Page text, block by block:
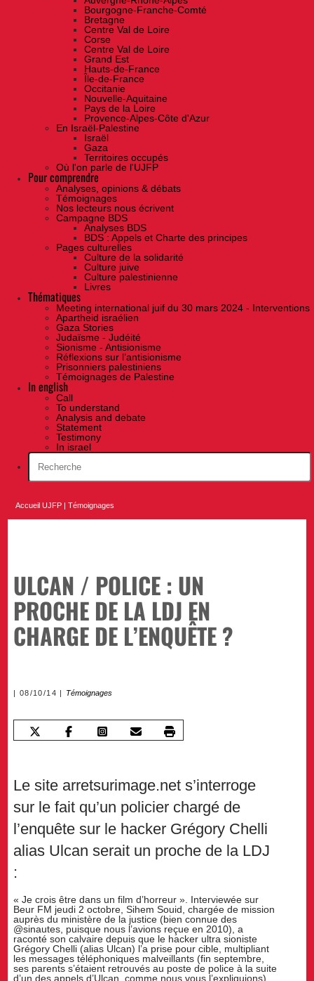
Bourgogne-Franche-Comté
Bretagne
Centre Val de Loire
Corse
Centre Val de Loire
Grand Est
Hauts-de-France
Île-de-France
Occitanie
Nouvelle-Aquitaine
Pays de la Loire
Provence-Alpes-Côte d'Azur
En Israël-Palestine
Israël
Gaza
Territoires occupés
Où l'on parle de l'UJFP
Pour comprendre
Analyses, opinions & débats
Témoignages
Nos lecteurs nous écrivent
Campagne BDS
Analyses BDS
BDS : Appels et Charte des principes
Pages culturelles
Culture de la solidarité
Culture juive
Culture palestinienne
Livres
Thématiques
Meeting international juif du 30 mars 2024 - Interventions
Apartheid israélien
Gaza Stories
Judaïsme - Judéité
Sionisme - Antisionisme
Réflexions sur l’antisionisme
Prisonniers palestiniens
Témoignages de Palestine
In english
Call
To understand
Analysis and debate
Statement
Testimony
In israel
Accueil UJFP |Témoignages
ULCAN / POLICE : UN
PROCHE DE LA LDJ EN
CHARGE DE L’ENQUÊTE ?
08/10/14 Témoignages
Le site arretsurimage.net s’interroge
sur le fait qu’un policier chargé de
l’enquête sur le hacker Grégory Chelli
alias Ulcan serait un proche de la LDJ
:
« Je crois être dans un film d’horreur ». Interviewée sur
Beur FM jeudi 2 octobre, Sihem Souid, chargée de mission
auprès du ministère de la justice (bien connue des
@sinautes, puisque nous l’avions reçue en 2010), a
raconté son calvaire depuis que le hacker ultra sioniste
Grégory Chelli (alias Ulcan) l’a prise pour cible, multipliant
les messages téléphoniques malveillants (fin septembre,
ses parents s’étaient retrouvés au poste de police à la suite
d’un des appels d’Ulcan, comme nous vous l’expliquions).